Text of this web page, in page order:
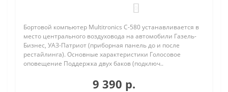
Бортовой компьютер Multitronics C-580 устанавливается в
место центрального воздуховода на автомобили Газель-
Бизнес, УАЗ-Патриот (приборная панель до и после
рестайлинга). Основные характеристики Голосовое
оповещение Поддержка двух баков (подключ..
9 390 р.